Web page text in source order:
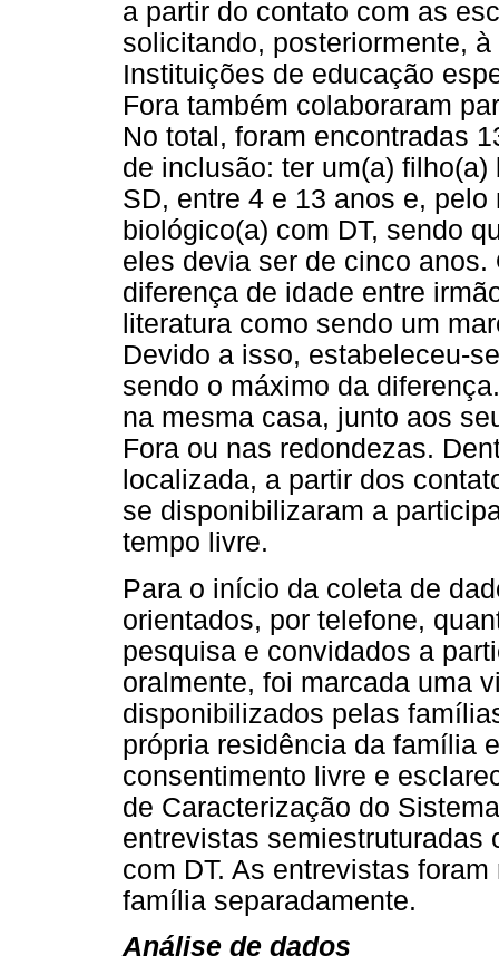
a partir do contato com as
solicitando, posteriormente,
Instituições de educação
Fora também colaboraram
No total, foram encontradas
de inclusão: ter um(a)
SD, entre 4 e 13 anos e,
biológico(a) com DT, sendo
eles devia ser de cinco
diferença de idade entre
literatura como sendo um
Devido a isso, estabeleceu-
sendo o máximo da
na mesma casa, junto aos
Fora ou nas redondezas.
localizada, a partir dos
se disponibilizaram a
tempo livre.
Para o início da coleta de
orientados, por telefone,
pesquisa e convidados a
oralmente, foi marcada uma
disponibilizados pelas
própria residência da família
consentimento livre e
de Caracterização do
entrevistas semiestruturadas
com DT. As entrevistas
família separadamente.
Análise de dados